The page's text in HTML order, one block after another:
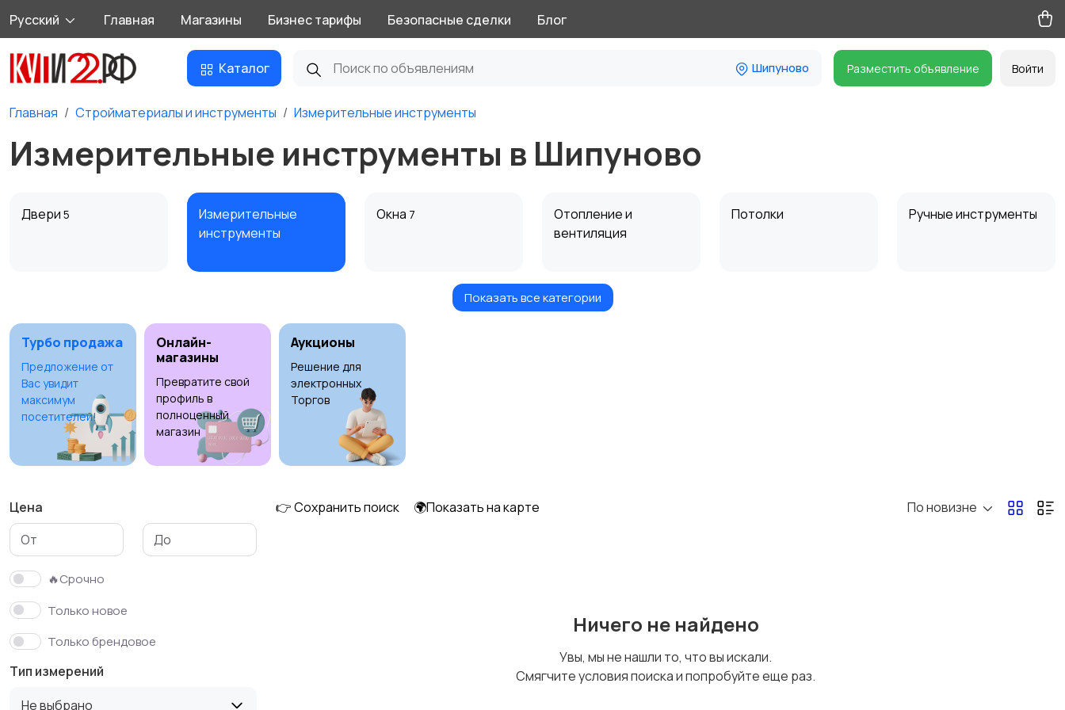
Русский Главная Магазины Бизнес тарифы Безопасные сделки Блог
Каталог Шипуново Разместить объявление Войти
Главная Стройматериалы и инструменты Измерительные инструменты
Измерительные инструменты в Шипуново
Двери 5
Измерительные
инструменты
Окна 7
Отопление и
вентиляция
Потолки Ручные инструменты
водоснабжение3
Электроинструмент
Показать все категории
Турбо продажа
Предложение от
Вас увидит
максимум
посетителей!
Онлайн-
магазины
Превратите свой
профиль в
полноценный
магазин
Аукционы
Решение для
электронных
Торгов
Цена
🔥Срочно
Только новое
Только брендовое
Тип измерений
Не выбрано
👉 Сохранить поиск 🌍Показать на карте По новизне
Ничего не найдено
Увы, мы не нашли то, что вы искали.
Смягчите условия поиска и попробуйте еще раз.